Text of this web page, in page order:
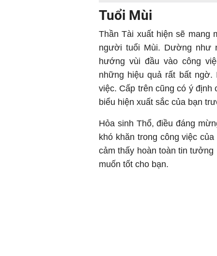
Tuổi Mùi
Thần Tài xuất hiện sẽ mang
người tuổi Mùi. Dường như
hướng vùi đầu vào công
những hiệu quả rất bất
việc. Cấp trên cũng có ý
biểu hiện xuất sắc của bạn
Hỏa sinh Thổ, điều đáng
khó khăn trong công việc
cảm thấy hoàn toàn tin
muốn tốt cho bạn.